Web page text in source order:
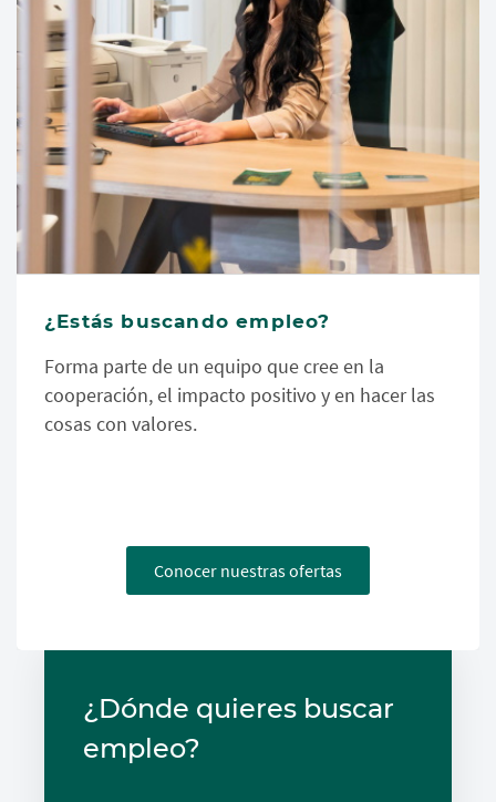
¿Estás buscando empleo?
Forma parte de un equipo que cree en la
cooperación, el impacto positivo y en hacer las
cosas con valores.
Conocer nuestras ofertas
¿Dónde quieres buscar
empleo?